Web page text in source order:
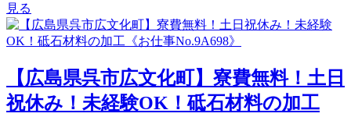
見る
【広島県呉市広文化町】寮費無料！土日
祝休み！未経験OK！砥石材料の加工